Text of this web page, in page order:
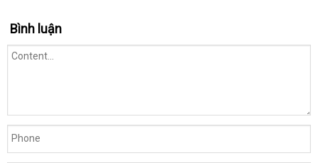
Bình luận